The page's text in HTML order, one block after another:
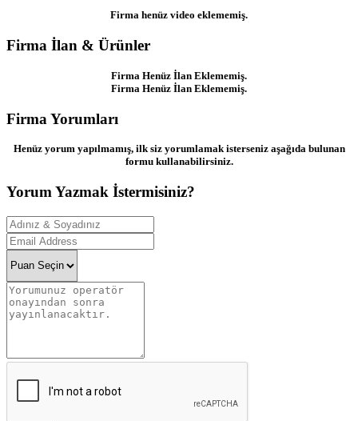
Firma henüz video eklememiş.
Firma İlan & Ürünler
Firma Henüz İlan Eklememiş.
Firma Henüz İlan Eklememiş.
Firma Yorumları
Henüz yorum yapılmamış, ilk siz yorumlamak isterseniz aşağıda bulunan
formu kullanabilirsiniz.
Yorum Yazmak İstermisiniz?